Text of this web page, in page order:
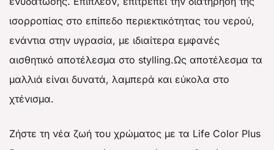
ισορροπίας στο επίπεδο περιεκτικότητας του νερού,
ενάντια στην υγρασία, με ιδιαίτερα εμφανές
αισθητικό αποτέλεσμα στο stylling.Ως αποτέλεσμα τα
μαλλιά είναι δυνατά, λαμπερά και εύκολα στο
χτένισμα.
Ζήστε τη νέα ζωή του χρώματος με τα Life Color Plus